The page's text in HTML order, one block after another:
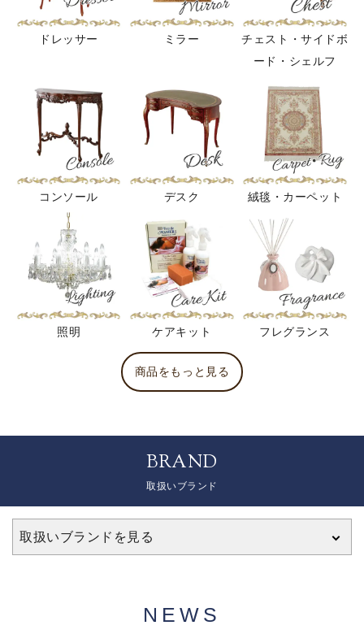
ドレッサー ミラー
チェスト・サイドボ
ード・シェルフ
コンソール デスク 絨毯・カーペット
照明 ケアキット フレグランス
商品をもっと見る
BRAND
取扱いブランド
取扱いブランドを見る
NEWS